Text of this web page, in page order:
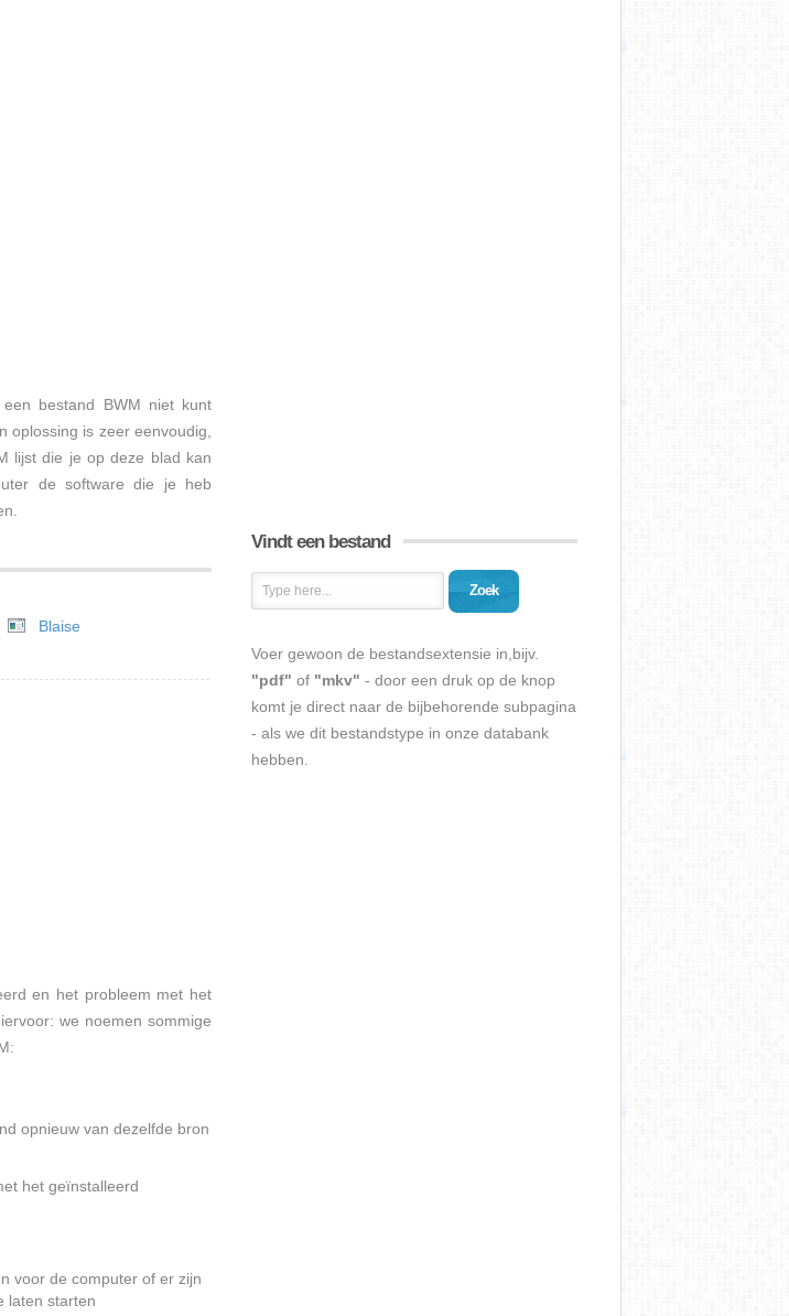
bestand BWM niet kunt
is zeer eenvoudig,
lijst die je op deze blad kan
de software die je heb
Blaise
en het probleem met het
we noemen sommige
opnieuw van dezelfde bron
het geïnstalleerd
voor de computer of er zijn
laten starten
Vindt een bestand
Zoek
Voer gewoon de bestandsextensie in,bijv.
"pdf" of "mkv" - door een druk op de knop
komt je direct naar de bijbehorende subpagina
- als we dit bestandstype in onze databank
hebben.